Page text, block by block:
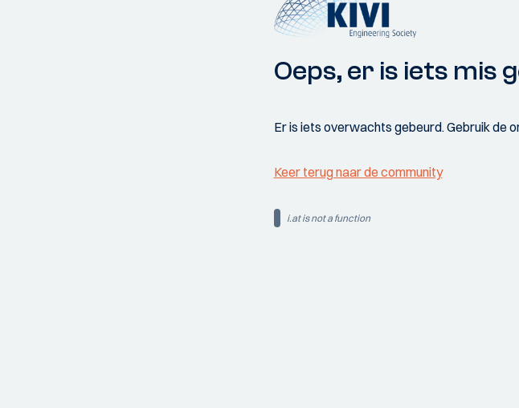
Oeps, er is iets mis
Er is iets overwachts gebeurd. Gebruik de
Keer terug naar de community
i.at is not a function